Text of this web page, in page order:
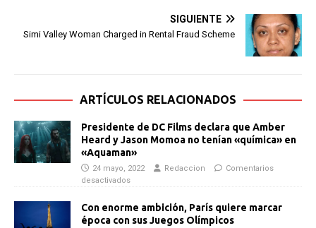
SIGUIENTE
Simi Valley Woman Charged in Rental Fraud Scheme
ARTÍCULOS RELACIONADOS
Presidente de DC Films declara que Amber
Heard y Jason Momoa no tenían «química» en
«Aquaman»
24 mayo, 2022 Redaccion
Comentarios
desactivados
Con enorme ambición, París quiere marcar
época con sus Juegos Olímpicos